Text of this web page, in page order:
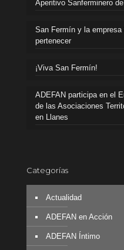
Aperitivo Sanferminero
San Fermín y la
pertenecer
¡Viva San Fermín!
ADEFAN participa en el
de las Asociaciones
en Llanes
Categorías
Actualidad
ADEFAN en Acción
ADEFAN Íntimo